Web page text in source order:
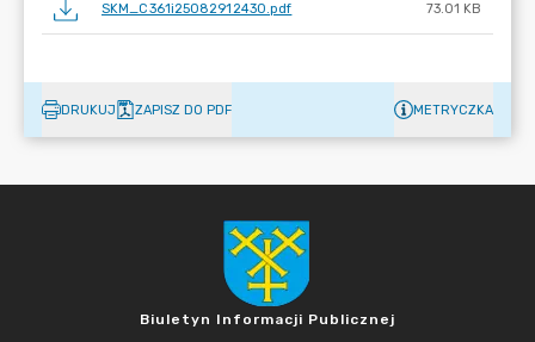
SKM_C361i25082912430.pdf 73.01 KB
DRUKUJ ZAPISZ DO PDF METRYCZKA
Biuletyn Informacji Publicznej